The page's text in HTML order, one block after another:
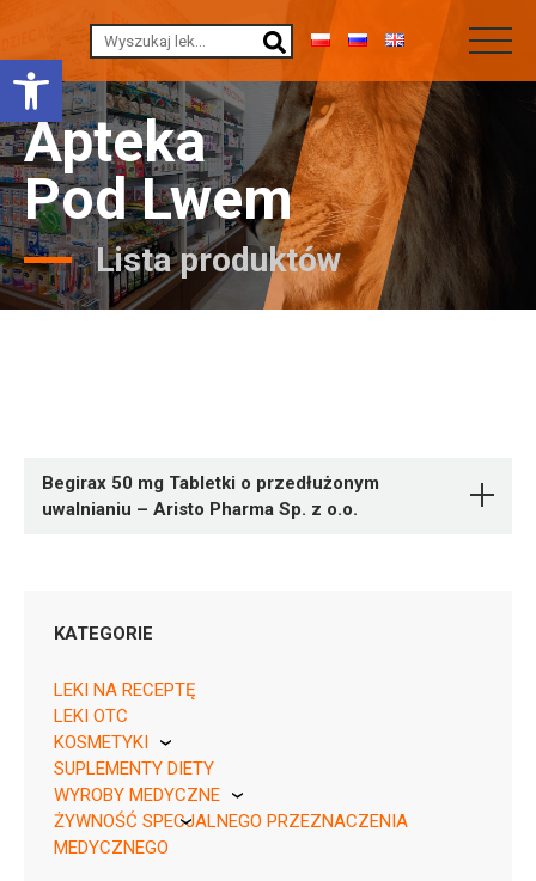
Otwórz pasek narzędzi
Apteka
Pod Lwem
Lista produktów
Begirax 50 mg Tabletki o przedłużonym
uwalnianiu – Aristo Pharma Sp. z o.o.
05909991555672 ¦ Rp ¦ 158275
30 tabl.
05909991555689 ¦ Rp ¦ 158276
90 tabl.
KATEGORIE
LEKI NA RECEPTĘ
LEKI OTC
KOSMETYKI
Pierre Fabre
SUPLEMENTY DIETY
WYROBY MEDYCZNE
KikGel
ŻYWNOŚĆ SPECJALNEGO PRZEZNACZENIA
MEDYCZNEGO